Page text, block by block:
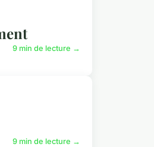
9 min de lecture →
9 min de lecture →